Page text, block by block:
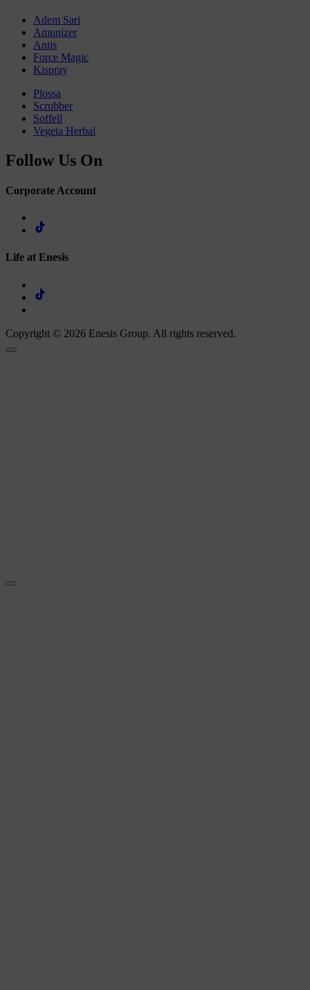
Adem Sari
Amunizer
Antis
Force Magic
Kispray
Plossa
Scrubber
Soffell
Vegeta Herbal
Follow Us On
Corporate Account
Life at Enesis
Copyright © 2026 Enesis Group. All rights reserved.